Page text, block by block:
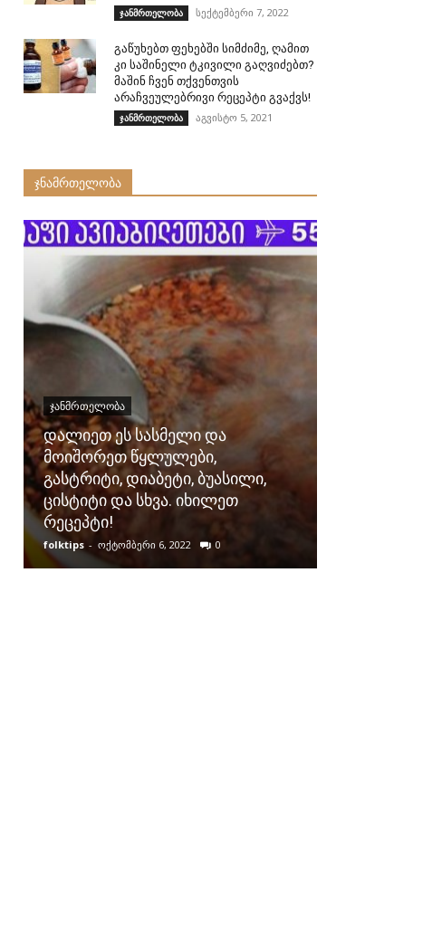
ჯანმრთელობა სექტემბერი 7, 2022
გაწუხებთ ფეხებში სიმძიმე, ღამით
კი საშინელი ტკივილი გაღვიძებთ?
მაშინ ჩვენ თქვენთვის
არაჩვეულებრივი რეცეპტი გვაქვს!
ჯანმრთელობა აგვისტო 5, 2021
ჯნამრთელობა
ᲯᲐᲜᲛᲠᲗᲔᲚᲝᲑᲐ
დალიეთ ეს სასმელი და
მოიშორეთ წყლულები,
გასტრიტი, დიაბეტი, ბუასილი,
ცისტიტი და სხვა. იხილეთ
რეცეპტი!
folktips - ოქტომბერი 6, 2022 0